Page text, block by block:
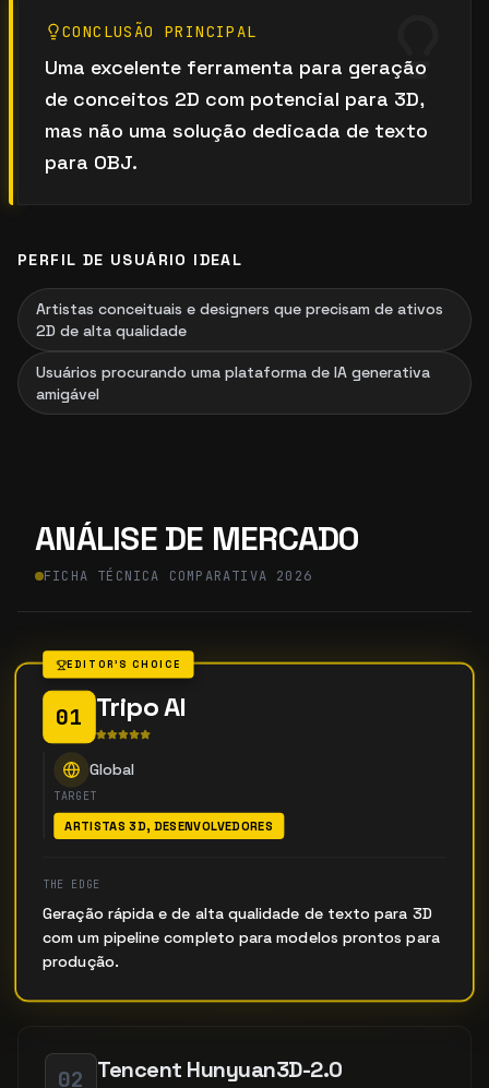
CONCLUSÃO PRINCIPAL
Uma excelente ferramenta para geração
de conceitos 2D com potencial para 3D,
mas não uma solução dedicada de texto
para OBJ.
PERFIL DE USUÁRIO IDEAL
Artistas conceituais e designers que precisam de ativos
2D de alta qualidade
Usuários procurando uma plataforma de IA generativa
amigável
ANÁLISE DE MERCADO
FICHA TÉCNICA COMPARATIVA 2026
EDITOR'S CHOICE
01 Tripo AI
Global
TARGET
ARTISTAS 3D, DESENVOLVEDORES
THE EDGE
Geração rápida e de alta qualidade de texto para 3D
com um pipeline completo para modelos prontos para
produção.
02 Tencent Hunyuan3D-2.0